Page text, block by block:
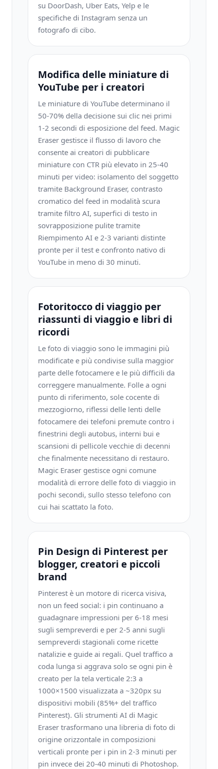
su DoorDash, Uber Eats, Yelp e le
specifiche di Instagram senza un
fotografo di cibo.
Modifica delle miniature di
YouTube per i creatori
Le miniature di YouTube determinano il
50-70% della decisione sui clic nei primi
1-2 secondi di esposizione del feed. Magic
Eraser gestisce il flusso di lavoro che
consente ai creatori di pubblicare
miniature con CTR più elevato in 25-40
minuti per video: isolamento del soggetto
tramite Background Eraser, contrasto
cromatico del feed in modalità scura
tramite filtro AI, superfici di testo in
sovrapposizione pulite tramite
Riempimento AI e 2-3 varianti distinte
pronte per il test e confronto nativo di
YouTube in meno di 30 minuti.
Fotoritocco di viaggio per
riassunti di viaggio e libri di
ricordi
Le foto di viaggio sono le immagini più
modificate e più condivise sulla maggior
parte delle fotocamere e le più difficili da
correggere manualmente. Folle a ogni
punto di riferimento, sole cocente di
mezzogiorno, riflessi delle lenti delle
fotocamere dei telefoni premute contro i
finestrini degli autobus, interni bui e
scansioni di pellicole vecchie di decenni
che finalmente necessitano di restauro.
Magic Eraser gestisce ogni comune
modalità di errore delle foto di viaggio in
pochi secondi, sullo stesso telefono con
cui hai scattato la foto.
Pin Design di Pinterest per
blogger, creatori e piccoli
brand
Pinterest è un motore di ricerca visiva,
non un feed social: i pin continuano a
guadagnare impressioni per 6-18 mesi
sugli sempreverdi e per 2-5 anni sugli
sempreverdi stagionali come ricette
natalizie e guide ai regali. Quel traffico a
coda lunga si aggrava solo se ogni pin è
creato per la tela verticale 2:3 a
1000×1500 visualizzata a ~320px su
dispositivi mobili (85%+ del traffico
Pinterest). Gli strumenti AI di Magic
Eraser trasformano una libreria di foto di
origine orizzontale in composizioni
verticali pronte per i pin in 2-3 minuti per
pin invece dei 20-40 minuti di Photoshop.